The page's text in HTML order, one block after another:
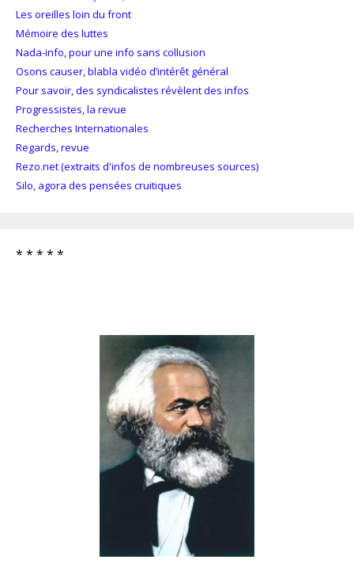
Les oreilles loin du front
Mémoire des luttes
Nada-info, pour une info sans collusion
Osons causer, blabla vidéo d’intérêt général
Pour savoir, des syndicalistes révèlent des infos
Progressistes, la revue
Recherches Internationales
Regards, revue
Rezo.net (extraits d'infos de nombreuses sources)
Silo, agora des pensées cruitiques
* * * * *